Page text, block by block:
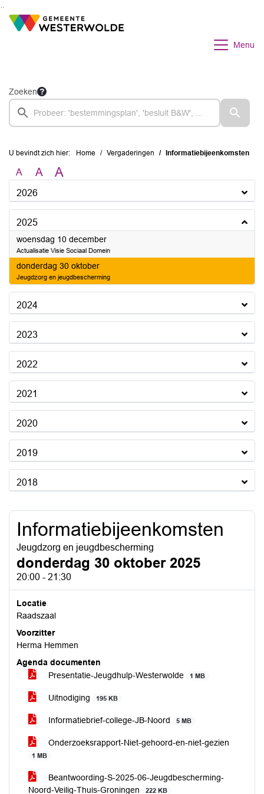
Ga naar de inhoud van deze pagina
Ga naar het zoeken
Ga naar het menu
Menu
Zoeken
U bevindt zich hier: Home Vergaderingen Informatiebijeenkomsten
A A A
2026
2025
woensdag 10 december2025
Actualisatie Visie Sociaal Domein
donderdag 30 oktober2025
Jeugdzorg en jeugdbescherming
2024
2023
2022
2021
2020
2019
2018
Informatiebijeenkomsten
Jeugdzorg en jeugdbescherming
donderdag 30 oktober 2025
20:00 - 21:30
Locatie
Raadszaal
Voorzitter
Herma Hemmen
Agenda documenten
Presentatie-Jeugdhulp-Westerwolde
1 MB
Uitnodiging 195 KB
Informatiebrief-college-JB-Noord 5 MB
Onderzoeksrapport-Niet-gehoord-en-niet-gezien
1 MB
Beantwoording-S-2025-06-Jeugdbescherming-
Noord-Veilig-Thuis-Groningen
222 KB